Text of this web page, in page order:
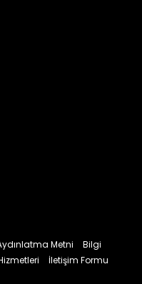
Metni
Bilgi
İletişim Formu